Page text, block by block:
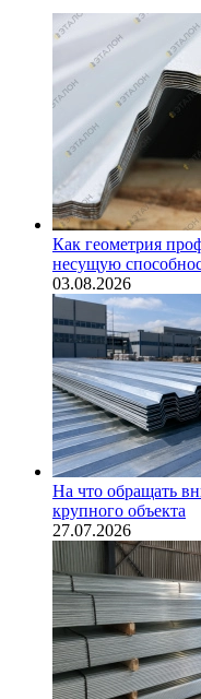
Как геометрия
несущую
03.08.2026
На что обращать
крупного объекта
27.07.2026